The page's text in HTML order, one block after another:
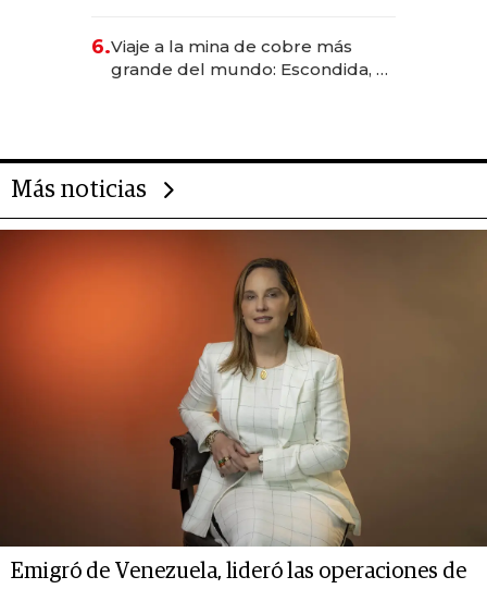
6.Viaje a la mina de cobre más
grande del mundo: Escondida, el
Más noticias
Emigró de Venezuela, lideró las operaciones de